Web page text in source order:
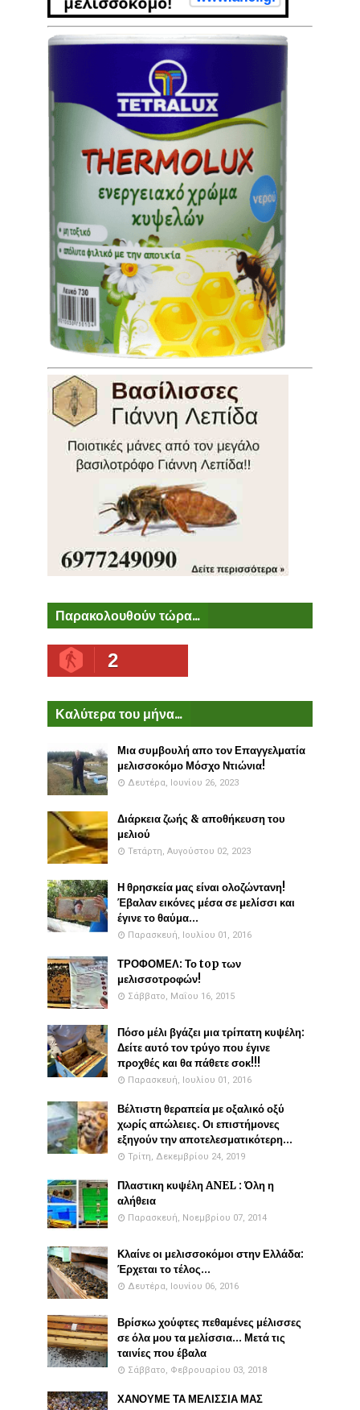
Παρακολουθούν τώρα...
2
Καλύτερα του μήνα...
Μια συμβουλή απο τον Επαγγελματία
μελισσοκόμο Μόσχο Ντιώνια!
Δευτέρα, Ιουνίου 26, 2023
Διάρκεια ζωής & αποθήκευση του
μελιού
Τετάρτη, Αυγούστου 02, 2023
Η θρησκεία μας είναι ολοζώντανη!
Έβαλαν εικόνες μέσα σε μελίσσι και
έγινε το θαύμα...
Παρασκευή, Ιουλίου 01, 2016
ΤΡΟΦΟΜΕΛ: Το top των
μελισσοτροφών!
Σάββατο, Μαΐου 16, 2015
Πόσο μέλι βγάζει μια τρίπατη κυψέλη:
Δείτε αυτό τον τρύγο που έγινε
προχθές και θα πάθετε σοκ!!!
Παρασκευή, Ιουλίου 01, 2016
Βέλτιστη θεραπεία με οξαλικό οξύ
χωρίς απώλειες. Οι επιστήμονες
εξηγούν την αποτελεσματικότερη...
Τρίτη, Δεκεμβρίου 24, 2019
Πλαστικη κυψέλη ANEL : Όλη η
αλήθεια
Παρασκευή, Νοεμβρίου 07, 2014
Κλαίνε οι μελισσοκόμοι στην Ελλάδα:
Έρχεται το τέλος...
Δευτέρα, Ιουνίου 06, 2016
Βρίσκω χούφτες πεθαμένες μέλισσες
σε όλα μου τα μελίσσια... Μετά τις
ταινίες που έβαλα
Σάββατο, Φεβρουαρίου 03, 2018
ΧΑΝΟΥΜΕ ΤΑ ΜΕΛΙΣΣΙΑ ΜΑΣ